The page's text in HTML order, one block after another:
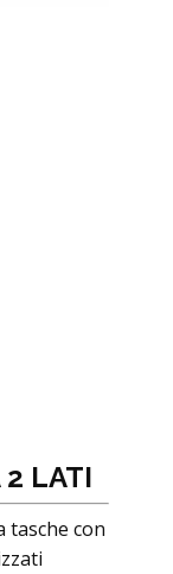
LATI
tasche con